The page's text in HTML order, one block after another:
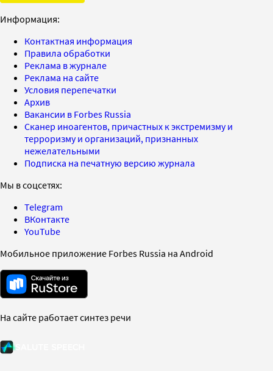
Информация:
Контактная информация
Правила обработки
Реклама в журнале
Реклама на сайте
Условия перепечатки
Архив
Вакансии в Forbes Russia
Сканер иноагентов, причастных к экстремизму и
терроризму и организаций, признанных
нежелательными
Подписка на печатную версию журнала
Мы в соцсетях:
Telegram
ВКонтакте
YouTube
Мобильное приложение Forbes Russia на Android
На сайте работает синтез речи